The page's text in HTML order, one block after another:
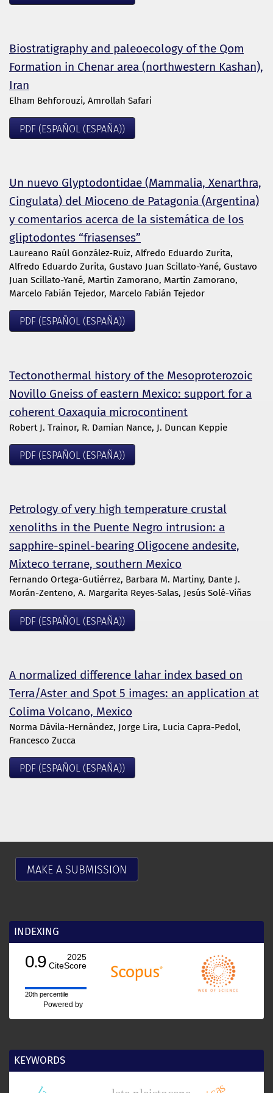
Biostratigraphy and paleoecology of the Qom
Formation in Chenar area (northwestern Kashan),
Iran
Elham Behforouzi, Amrollah Safari
PDF (ESPAÑOL (ESPAÑA))
Un nuevo Glyptodontidae (Mammalia, Xenarthra,
Cingulata) del Mioceno de Patagonia (Argentina)
y comentarios acerca de la sistemática de los
gliptodontes “friasenses”
Laureano Raúl González-Ruiz, Alfredo Eduardo Zurita,
Alfredo Eduardo Zurita, Gustavo Juan Scillato-Yané, Gustavo
Juan Scillato-Yané, Martin Zamorano, Martin Zamorano,
Marcelo Fabián Tejedor, Marcelo Fabián Tejedor
PDF (ESPAÑOL (ESPAÑA))
Tectonothermal history of the Mesoproterozoic
Novillo Gneiss of eastern Mexico: support for a
coherent Oaxaquia microcontinent
Robert J. Trainor, R. Damian Nance, J. Duncan Keppie
PDF (ESPAÑOL (ESPAÑA))
Petrology of very high temperature crustal
xenoliths in the Puente Negro intrusion: a
sapphire-spinel-bearing Oligocene andesite,
Mixteco terrane, southern Mexico
Fernando Ortega-Gutiérrez, Barbara M. Martiny, Dante J.
Morán-Zenteno, A. Margarita Reyes-Salas, Jesús Solé-Viñas
PDF (ESPAÑOL (ESPAÑA))
A normalized difference lahar index based on
Terra/Aster and Spot 5 images: an application at
Colima Volcano, Mexico
Norma Dávila-Hernández, Jorge Lira, Lucia Capra-Pedol,
Francesco Zucca
PDF (ESPAÑOL (ESPAÑA))
MAKE A SUBMISSION
INDEXING
0.9
2025
CiteScore
20th percentile
Powered by
KEYWORDS